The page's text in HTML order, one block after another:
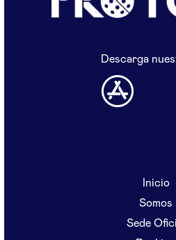
Descarga
Inicio
Somos
Sede